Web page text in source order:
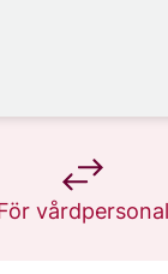
vårdpersonal
på 1177.se